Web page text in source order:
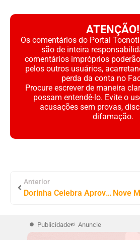
ATENÇÃO!
Os comentários do Portal
são de inteira
comentários impróprios
pelos outros usuários,
perda da conta no
Procure escrever de maneira
possam entendê-lo. Evite o
acusações sem provas,
difamação.
Anterior
Dorinha Celebra Aprovação de MP que Amplia Consultas Especializadas no SUS
Publicidade Anuncie